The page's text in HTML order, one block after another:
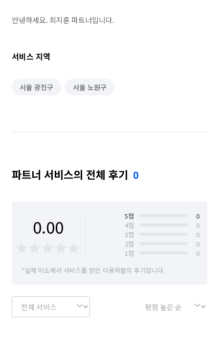
안녕하세요. 최지훈 파트너입니다.
서비스 지역
서울 광진구 서울 노원구
파트너 서비스의 전체 후기 0
0.00 5점
0
4점
0
3점
0
2점
0
1점
0
*실제 미소에서 서비스를 받은 이용자들의 후기입니다.